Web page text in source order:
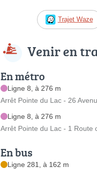
Trajet Waze
Venir en
En métro
Ligne 8, à 276 m
Arrêt Pointe du Lac - 26
Ligne 8, à 276 m
Arrêt Pointe du Lac - 1 Route
En bus
Ligne 281, à 162 m